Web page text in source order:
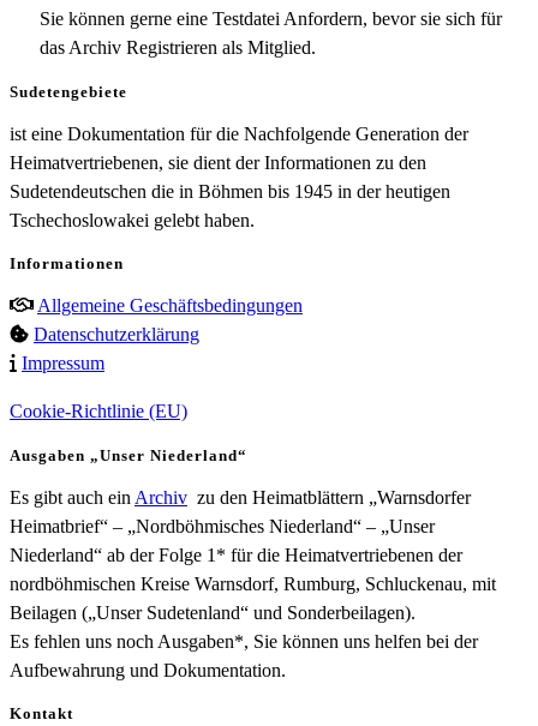
Sie können gerne eine Testdatei Anfordern, bevor sie sich für
das Archiv Registrieren als Mitglied.
Sudetengebiete
ist eine Dokumentation für die Nachfolgende Generation der
Heimatvertriebenen, sie dient der Informationen zu den
Sudetendeutschen die in Böhmen bis 1945 in der heutigen
Tschechoslowakei gelebt haben.
Informationen
Allgemeine Geschäftsbedingungen
Datenschutzerklärung
Impressum
Cookie-Richtlinie (EU)
Ausgaben „Unser Niederland“
Es gibt auch ein Archiv zu den Heimatblättern „Warnsdorfer
Heimatbrief“ – „Nordböhmisches Niederland“ – „Unser
Niederland“ ab der Folge 1* für die Heimatvertriebenen der
nordböhmischen Kreise Warnsdorf, Rumburg, Schluckenau, mit
Beilagen („Unser Sudetenland“ und Sonderbeilagen).
Es fehlen uns noch Ausgaben*, Sie können uns helfen bei der
Aufbewahrung und Dokumentation.
Kontakt